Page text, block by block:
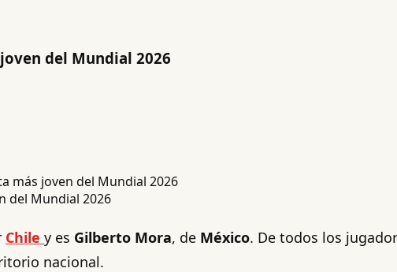
del Mundial 2026
del Mundial 2026
Chile y es Gilberto Mora, de México. De todos los
nacional.